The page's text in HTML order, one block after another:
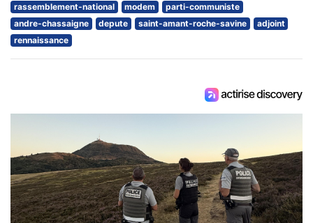
rassemblement-national
modem
parti-communiste
andre-chassaigne
depute saint-amant-roche-savine
adjoint
rennaissance